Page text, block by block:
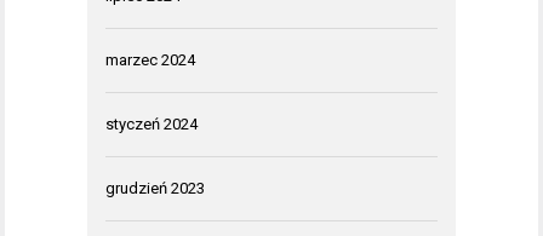
marzec 2024
styczeń 2024
grudzień 2023